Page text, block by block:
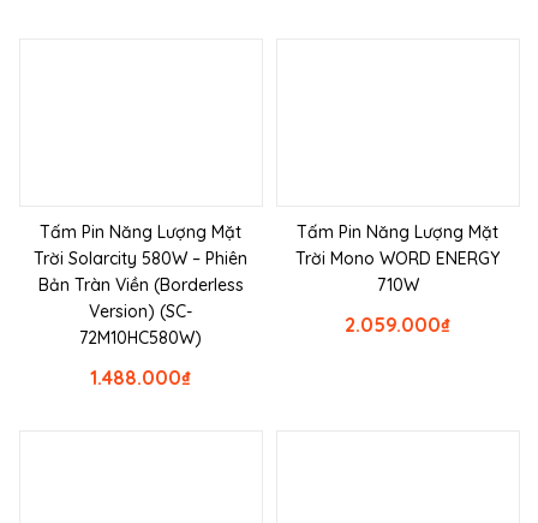
Tấm Pin Năng Lượng Mặt
Trời Solarcity 580W – Phiên
Bản Tràn Viền (Borderless
Version) (SC-
72M10HC580W)
₫
1.488.000
Tấm Pin Năng Lượng Mặt
Trời Mono WORD ENERGY
710W
₫
2.059.000